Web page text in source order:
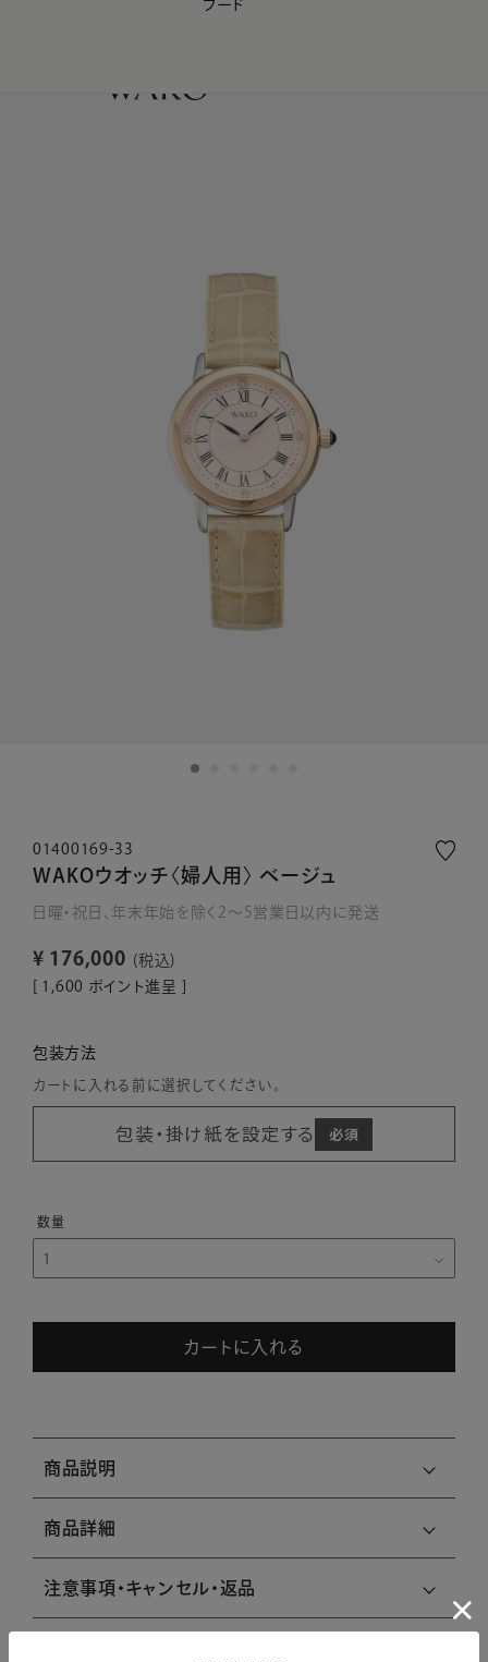
【会員様限定】夏のプレゼントキャンペーン開催中
フード
01400169-33
WAKOウオッチ〈婦人用〉 ベージュ
日曜・祝日、年末年始を除く2～5営業日以内に発送
¥ 176,000
税込
1,600 ポイント進呈 ]
包装方法
カートに入れる前に選択してください。
包装・掛け紙を設定する
カートに入れる
商品説明
商品詳細
注意事項・キャンセル・返品